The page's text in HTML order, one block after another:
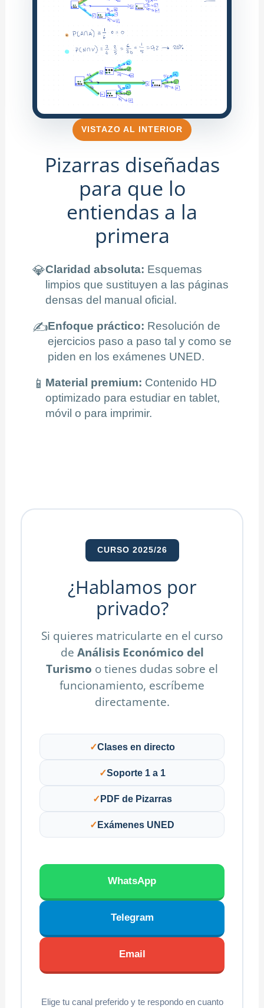
VISTAZO AL INTERIOR
Pizarras diseñadas
para que lo
entiendas a la
primera
💎Claridad absoluta: Esquemas
limpios que sustituyen a las páginas
densas del manual oficial.
✍️Enfoque práctico: Resolución de
ejercicios paso a paso tal y como se
piden en los exámenes UNED.
📱 Material premium: Contenido HD
optimizado para estudiar en tablet,
móvil o para imprimir.
CURSO 2025/26
¿Hablamos por
privado?
Si quieres matricularte en el curso
de Análisis Económico del
Turismo o tienes dudas sobre el
funcionamiento, escríbeme
directamente.
✓Clases en directo
✓Soporte 1 a 1
✓PDF de Pizarras
✓Exámenes UNED
WhatsApp
Telegram
Email
Elige tu canal preferido y te respondo en cuanto